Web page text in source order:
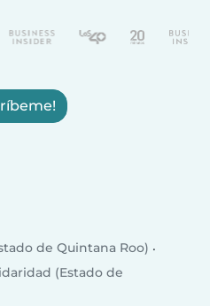
de Quintana Roo)
(Estado de